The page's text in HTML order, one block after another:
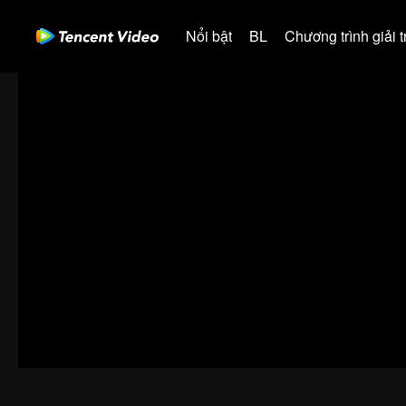
Nổi bật BL Chương trình giải